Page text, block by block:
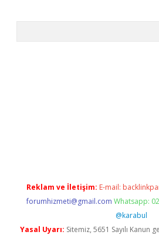
Reklam ve İletişim: E-mail:
forumhizmeti@gmail.com Whatsapp:
@karabul
Yasal Uyarı: Sitemiz, 5651 Sayılı Kanun